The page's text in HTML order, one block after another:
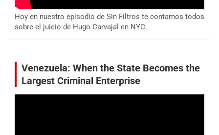
Hoy en nuestro episodio de Sin Filtros te contamos todos
sobre el juicio de Hugo Carvajal en NYC.
Venezuela: When the State Becomes the
Largest Criminal Enterprise